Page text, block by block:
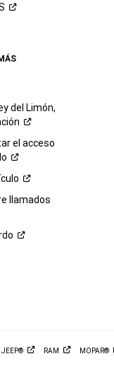
del Limón,
el acceso
llamados
JEEP® RAM MOPAR®